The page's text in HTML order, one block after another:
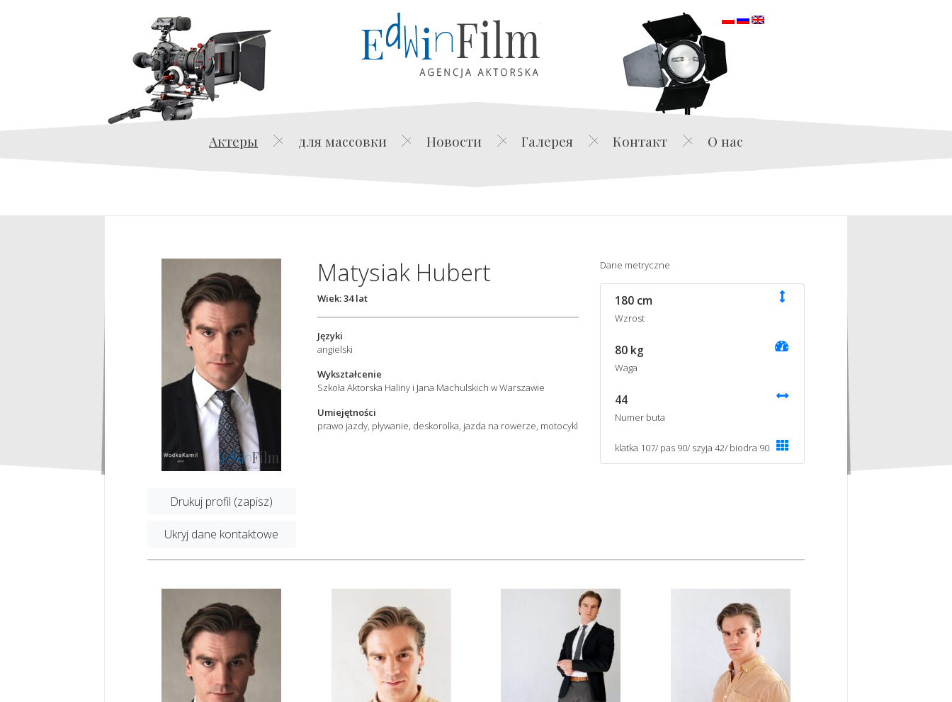
Edwin Film Agencja Aktorska
Актеры для массовки Новости Галерея Контакт О нас
Drukuj profil (zapisz)
Ukryj dane kontaktowe
Matysiak Hubert
Wiek: 34 lat
Języki
angielski
Wykształcenie
Szkoła Aktorska Haliny i Jana Machulskich w Warszawie
Umiejętności
prawo jazdy, pływanie, deskorolka, jazda na rowerze, motocykl
Dane metryczne
180 cm
Wzrost
80 kg
Waga
44
Numer buta
klatka 107/ pas 90/ szyja 42/ biodra 90